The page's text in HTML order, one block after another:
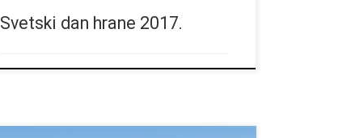
Svetski dan hrane 2017.